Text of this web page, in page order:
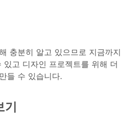
충분히 알고 있으므로 지금까지
있고 디자인 프로젝트를 위해 더
들 수 있습니다.